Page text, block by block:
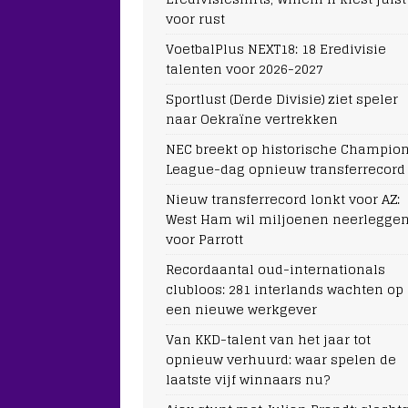
voor rust
VoetbalPlus NEXT18: 18 Eredivisie
talenten voor 2026-2027
Sportlust (Derde Divisie) ziet speler
naar Oekraïne vertrekken
NEC breekt op historische
League-dag opnieuw transferrecord
Nieuw transferrecord lonkt voor AZ:
West Ham wil miljoenen
voor Parrott
Recordaantal oud-internationals
clubloos: 281 interlands wachten op
een nieuwe werkgever
Van KKD-talent van het jaar tot
opnieuw verhuurd: waar spelen de
laatste vijf winnaars nu?